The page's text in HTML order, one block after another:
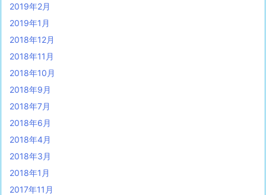
2019年2月
2019年1月
2018年12月
2018年11月
2018年10月
2018年9月
2018年7月
2018年6月
2018年4月
2018年3月
2018年1月
2017年11月